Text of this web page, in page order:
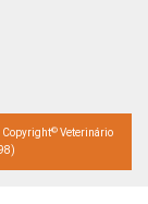
Copyright© Veterinário